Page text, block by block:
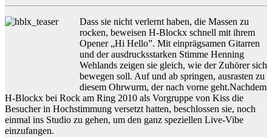
Dass sie nicht verlernt haben, die Massen zu
rocken, beweisen H-Blockx schnell mit ihrem
Opener „Hi Hello”. Mit einprägsamen Gitarren
und der ausdrucksstarken Stimme Henning
Wehlands zeigen sie gleich, wie der Zuhörer sich
bewegen soll. Auf und ab springen, ausrasten zu
diesem Ohrwurm, der nach vorne geht.Nachdem
H-Blockx bei Rock am Ring 2010 als Vorgruppe von Kiss die
Besucher in Hochstimmung versetzt hatten, beschlossen sie, noch
einmal ins Studio zu gehen, um den ganz speziellen Live-Vibe
einzufangen.